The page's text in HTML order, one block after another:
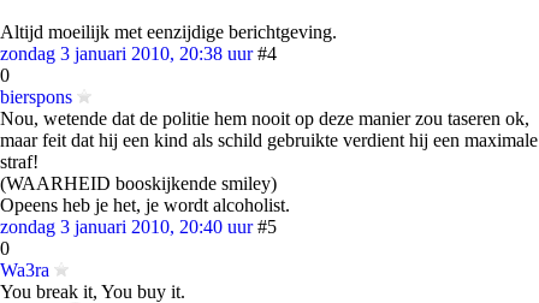
Altijd moeilijk met eenzijdige berichtgeving.
zondag 3 januari 2010, 20:38 uur #4
0
bierspons
Nou, wetende dat de politie hem nooit op deze manier zou taseren ok,
maar feit dat hij een kind als schild gebruikte verdient hij een maximale
straf!
(WAARHEID booskijkende smiley)
Opeens heb je het, je wordt alcoholist.
zondag 3 januari 2010, 20:40 uur #5
0
Wa3ra
You break it, You buy it.